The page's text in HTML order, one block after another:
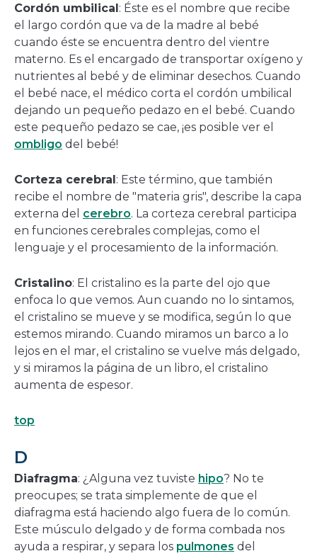
Cordón umbilical : Éste es el nombre que recibe
el largo cordón que va de la madre al bebé
cuando éste se encuentra dentro del vientre
materno. Es el encargado de transportar oxígeno y
nutrientes al bebé y de eliminar desechos. Cuando
el bebé nace, el médico corta el cordón umbilical
dejando un pequeño pedazo en el bebé. Cuando
este pequeño pedazo se cae, ¡es posible ver el
ombligo del bebé!
Corteza cerebral : Este término, que también
recibe el nombre de "materia gris", describe la capa
externa del cerebro. La corteza cerebral participa
en funciones cerebrales complejas, como el
lenguaje y el procesamiento de la información.
Cristalino: El cristalino es la parte del ojo que
enfoca lo que vemos. Aun cuando no lo sintamos,
el cristalino se mueve y se modifica, según lo que
estemos mirando. Cuando miramos un barco a lo
lejos en el mar, el cristalino se vuelve más delgado,
y si miramos la página de un libro, el cristalino
aumenta de espesor.
top
D
Diafragma: ¿Alguna vez tuviste hipo? No te
preocupes; se trata simplemente de que el
diafragma está haciendo algo fuera de lo común.
Este músculo delgado y de forma combada nos
ayuda a respirar, y separa los pulmones del